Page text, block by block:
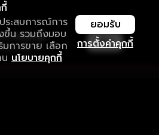
ระสบการณ์การ
ขึ้น รวมถึงมอบ
การขาย เลือก
นโยบายคุกกี้
การตั้งค่าคุกกี้
ยอมรับ
า ไม่มีสะดุด
รับชมที่ดีกว่า เปิด